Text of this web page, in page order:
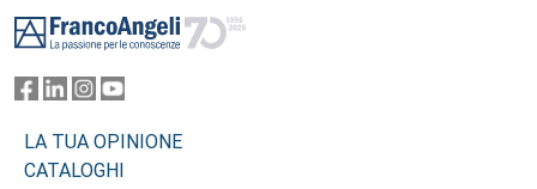
LA TUA OPINIONE
CATALOGHI